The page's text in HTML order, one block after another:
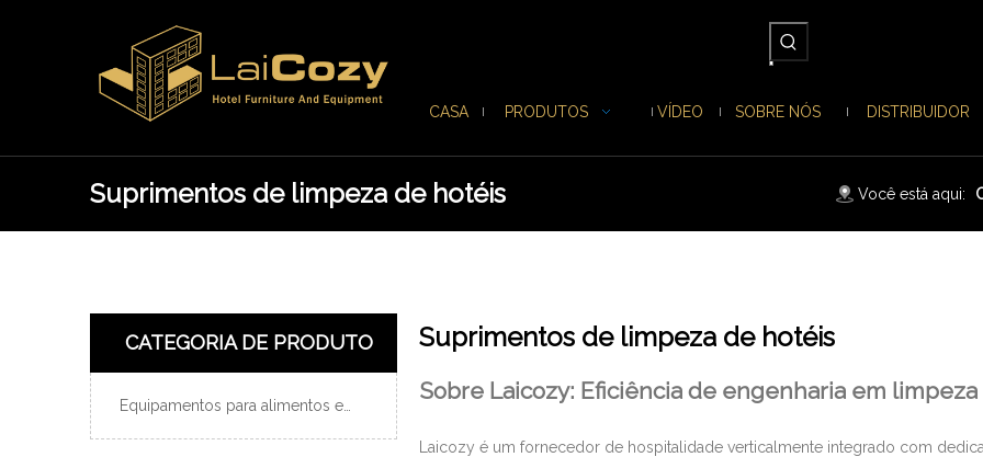
CASA PRODUTOS VÍDEO SOBRE NÓS DISTRIBUIDOR
Suprimentos de limpeza de hotéis Você está aqui:
CATEGORIA DE PRODUTO Suprimentos de limpeza de hotéis
Sobre Laicozy: Eficiência de engenharia em limpeza
Laicozy é um fornecedor de hospitalidade verticalmente integrado com